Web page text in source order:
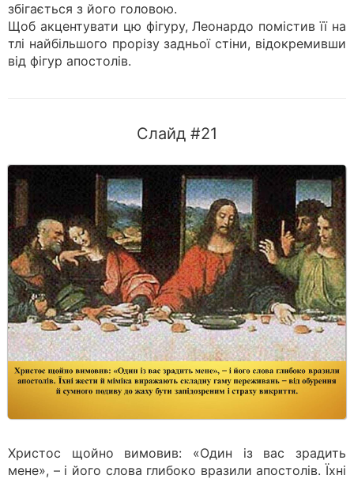
збігається з його головою.
Щоб акцентувати цю фігуру, Леонардо помістив її на
тлі найбільшого прорізу задньої стіни, відокремивши
від фігур апостолів.
Слайд #21
Христос щойно вимовив: «Один із вас зрадить
мене», – і його слова глибоко вразили апостолів. Їхні